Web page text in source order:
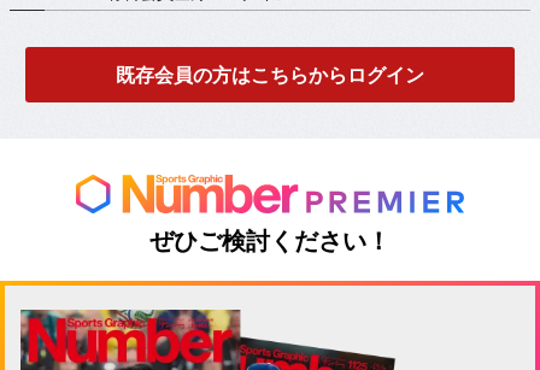
既存会員の方はこちらからログイン
ぜひご検討ください！